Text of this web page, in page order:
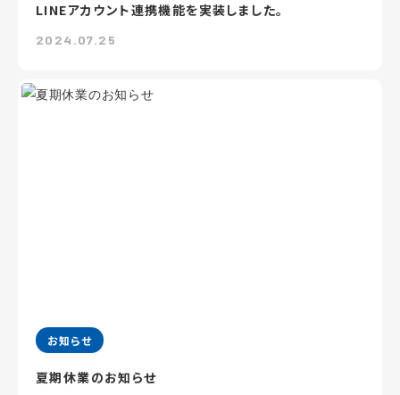
LINEアカウント連携機能を実装しました。
2024.07.25
お知らせ
夏期休業のお知らせ